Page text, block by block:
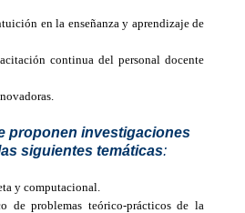
en la enseñanza y aprendizaje de
continua del personal docente
proponen investigaciones
siguientes temáticas:
y computacional.
de problemas teórico-prácticos de la